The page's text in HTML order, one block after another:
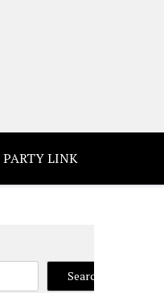
PARTY LINK
Search